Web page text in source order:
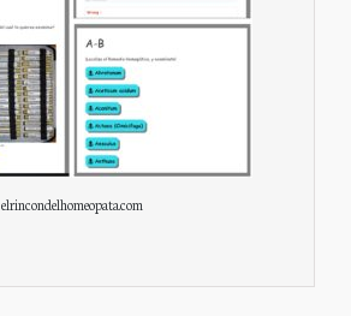
elrincondelhomeopata.com